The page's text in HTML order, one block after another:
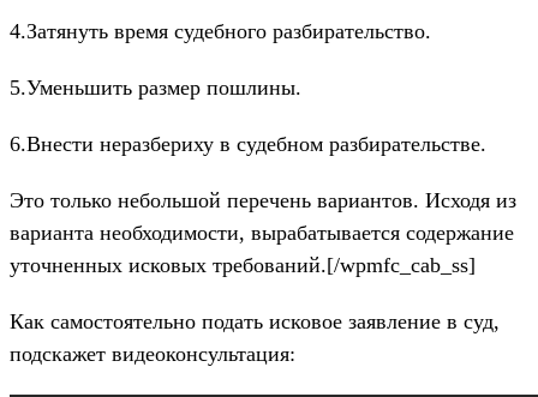
4.Затянуть время судебного разбирательство.
5.Уменьшить размер пошлины.
6.Внести неразбериху в судебном разбирательстве.
Это только небольшой перечень вариантов. Исходя из
варианта необходимости, вырабатывается содержание
уточненных исковых требований.[/wpmfc_cab_ss]
Как самостоятельно подать исковое заявление в суд,
подскажет видеоконсультация: